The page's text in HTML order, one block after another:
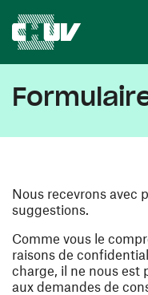
Nous recevrons avec
suggestions.
Comme vous le
raisons de
charge, il ne nous est
aux demandes de